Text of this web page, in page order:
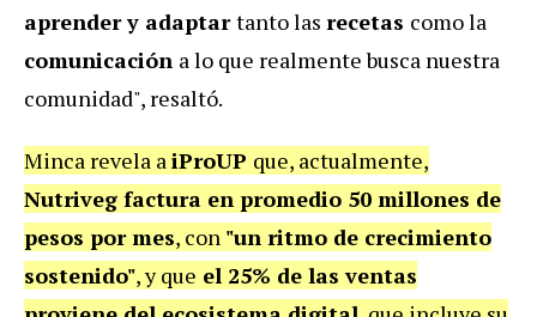
aprender y adaptartanto las recetas como la
comunicación a lo que realmente busca nuestra
comunidad", resaltó.
Minca revela aiProUP que, actualmente,
Nutriveg factura en promedio 50 millones de
pesos por mes, con "un ritmo de crecimiento
sostenido", y que el 25% de las ventas